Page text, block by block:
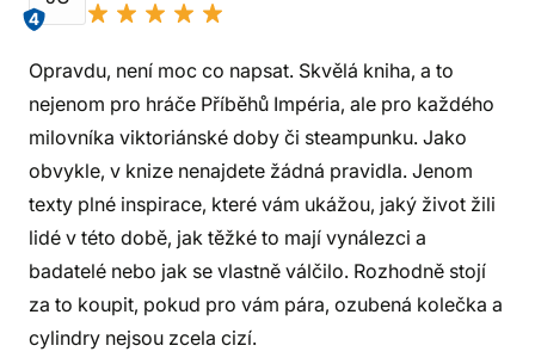
4
Opravdu, není moc co napsat. Skvělá kniha, a to
nejenom pro hráče Příběhů Impéria, ale pro každého
milovníka viktoriánské doby či steampunku. Jako
obvykle, v knize nenajdete žádná pravidla. Jenom
texty plné inspirace, které vám ukážou, jaký život žili
lidé v této době, jak těžké to mají vynálezci a
badatelé nebo jak se vlastně válčilo. Rozhodně stojí
za to koupit, pokud pro vám pára, ozubená kolečka a
cylindry nejsou zcela cizí.